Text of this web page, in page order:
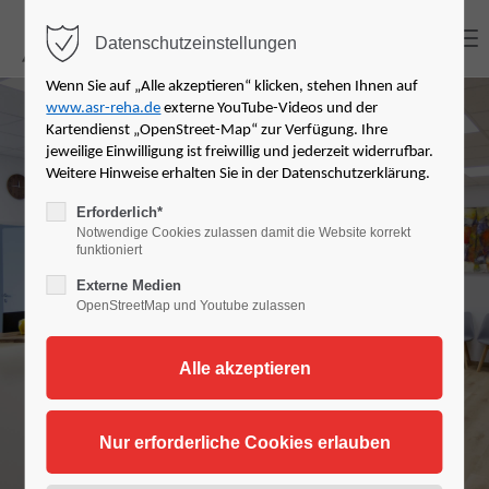
Login
Benutzername
Passwort
News der ASR
Rehabilitationsze
ntren
Datenschutzeinstellungen
Wenn Sie auf „Alle akzeptieren“ klicken, stehen Ihnen auf
www.asr-reha.de externe YouTube-Videos und der
Kartendienst „OpenStreet-Map“ zur Verfügung. Ihre
jeweilige Einwilligung ist freiwillig und jederzeit widerrufbar.
Weitere Hinweise erhalten Sie in der Datenschutzerklärung.
Erforderlich*
Notwendige Cookies zulassen damit die Website korrekt
funktioniert
Externe Medien
OpenStreetMap und Youtube zulassen